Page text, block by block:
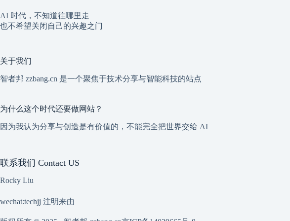
AI 时代，不知道往哪里走
也不希望关闭自己的兴趣之门
关于我们
智者邦 zzbang.cn 是一个聚焦于技术分享与智能科技的站点
为什么这个时代还要做网站？
因为我认为分享与创造是有价值的，不能完全把世界交给 AI
联系我们 Contact US
Rocky Liu
wechat:techjj 注明来由